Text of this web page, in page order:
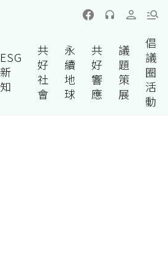
ESG
新
知
共
好
社
會
永
續
地
球
共
好
響
應
議
題
策
展
倡
議
圈
活
動